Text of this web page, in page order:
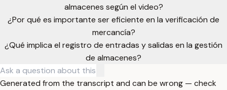
almacenes según el video?
¿Por qué es importante ser eficiente en la verificación de
mercancía?
¿Qué implica el registro de entradas y salidas en la gestión
de almacenes?
Generated from the transcript and can be wrong — check